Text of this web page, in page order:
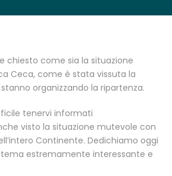
chiesto come sia la situazione
Ceca, come è stata vissuta la
organizzando la ripartenza.
tenervi informati
visto la situazione mutevole con
Continente. Dedichiamo oggi
estremamente interessante e